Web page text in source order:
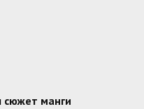
сюжет манги